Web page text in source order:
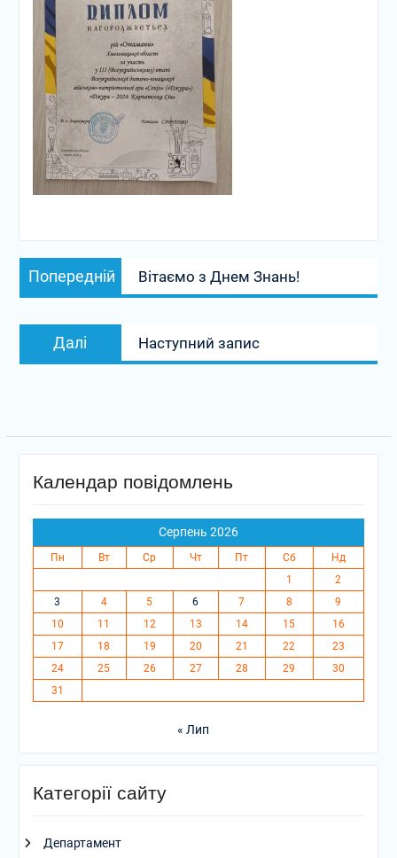
Навігація
записів
Попередній
Попередній
запис:
Вітаємо з Днем Знань!
Далі
запис:
Наступний запис
Календар повідомлень
Серпень 2026
Пн Вт Ср Чт Пт Сб
Нд
1
2
3
4 5 6 7 8
9
10
11 12 13 14 15
16
17
18 19 20 21 22
23
24
25 26 27 28 29
30
31
« Лип
Категорії сайту
Департамент